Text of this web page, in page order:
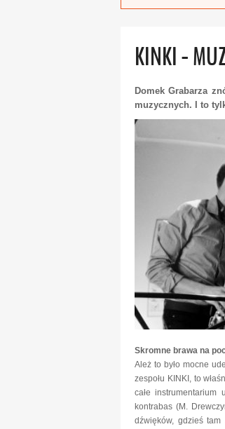
KINKI -
Domek Grabarza
muzycznych. I to
Skromne brawa na
Ależ to było mocne
zespołu KINKI, to
całe instrumentarium
kontrabas (M.
dźwięków, gdzieś